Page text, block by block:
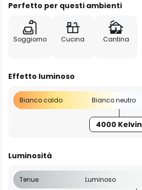
Perfetto per questi ambienti
Soggiorno Cucina Cantina
Effetto luminoso
Bianco caldo Bianco neutro
4000 Kelvin
Luminosità
Tenue Luminoso